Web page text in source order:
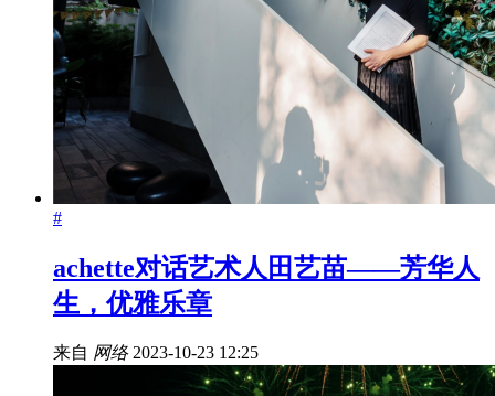
#
achette对话艺术人田艺苗——芳华人
生，优雅乐章
来自 网络2023-10-23 12:25